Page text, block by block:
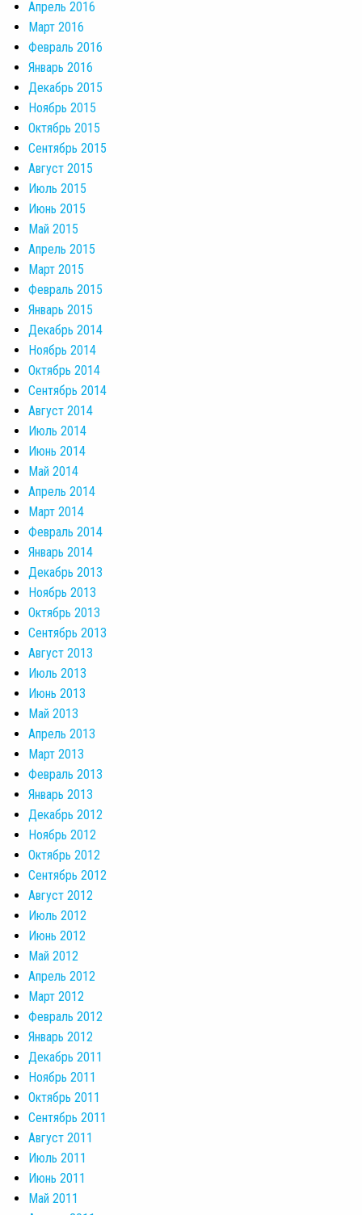
Апрель 2016
Март 2016
Февраль 2016
Январь 2016
Декабрь 2015
Ноябрь 2015
Октябрь 2015
Сентябрь 2015
Август 2015
Июль 2015
Июнь 2015
Май 2015
Апрель 2015
Март 2015
Февраль 2015
Январь 2015
Декабрь 2014
Ноябрь 2014
Октябрь 2014
Сентябрь 2014
Август 2014
Июль 2014
Июнь 2014
Май 2014
Апрель 2014
Март 2014
Февраль 2014
Январь 2014
Декабрь 2013
Ноябрь 2013
Октябрь 2013
Сентябрь 2013
Август 2013
Июль 2013
Июнь 2013
Май 2013
Апрель 2013
Март 2013
Февраль 2013
Январь 2013
Декабрь 2012
Ноябрь 2012
Октябрь 2012
Сентябрь 2012
Август 2012
Июль 2012
Июнь 2012
Май 2012
Апрель 2012
Март 2012
Февраль 2012
Январь 2012
Декабрь 2011
Ноябрь 2011
Октябрь 2011
Сентябрь 2011
Август 2011
Июль 2011
Июнь 2011
Май 2011